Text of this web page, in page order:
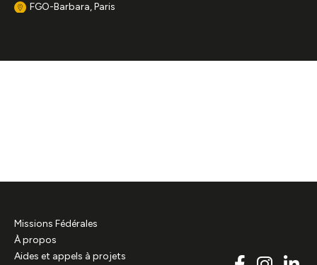
FGO-Barbara, Paris
Missions Fédérales
À propos
Aides et appels à projets